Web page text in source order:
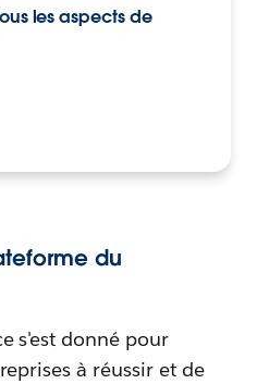
les aspects de
du
s'est donné pour
à réussir et de